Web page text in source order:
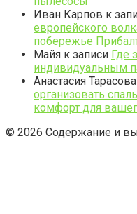
Иван Карпов к
европейского
побережье
Майя к записи Где
индивидуальным
Анастасия Тарасова
организовать
комфорт для
© 2026 Содержание и